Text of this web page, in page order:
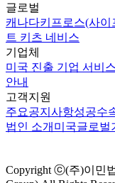
글로벌
캐나다키프로스(사이
트 키츠 네비스
기업체
미국 진출 기업 서비스
안내
고객지원
주요공지사항성공수
법인 소개 미국글로벌
Copyright ⓒ(주)이민